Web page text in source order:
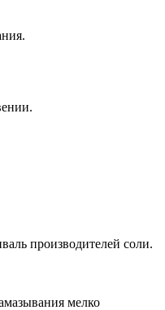
производителей соли.
мелко